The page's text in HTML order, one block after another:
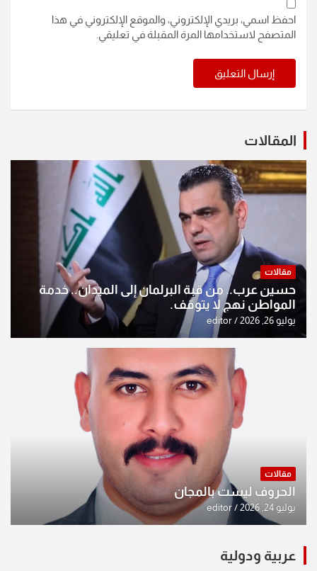
احفظ اسمي، بريدي الإلكتروني، والموقع الإلكتروني في هذا
المتصفح لاستخدامها المرة المقبلة في تعليقي.
المقالات
مقالات
حسين عرب.. من قبة البرلمان إلى الميدان.. خدمة
المواطن نهج لا يتوقف.
يوليو 26, 2026 editor
مقالات
الحروف ليست بالمجان
يوليو 24, 2026 editor
عربية ودولية